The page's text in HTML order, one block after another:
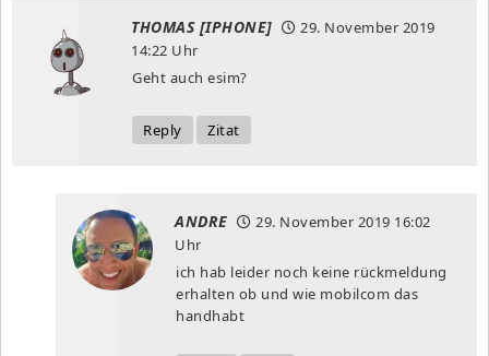
THOMAS [IPHONE]
29. November 2019
14:22 Uhr
Geht auch esim?
Reply Zitat
ANDRE 29. November 2019 16:02
Uhr
ich hab leider noch keine rückmeldung
erhalten ob und wie mobilcom das
handhabt